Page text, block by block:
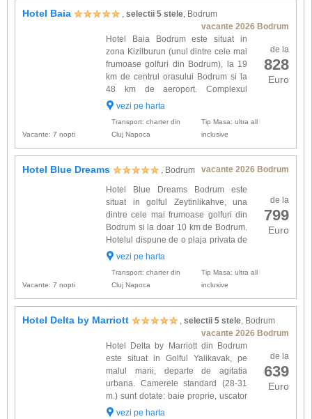
Hotel Baia , selectii 5 stele, Bodrum
vacante 2026 Bodrum
de la
828
Euro
Hotel Baia Bodrum este situat in
zona Kizilburun (unul dintre cele mai
frumoase golfuri din Bodrum), la 19
km de centrul orasului Bodrum si la
48 km de aeroport. Complexul
dispune de 220 de camere dotate cu:
seif si aer con...
vezi pe harta
Vacante: 7 nopti
Transport: charter din
Cluj Napoca
Tip Masa: ultra all
inclusive
Hotel Blue Dreams , Bodrum vacante 2026 Bodrum
de la
799
Euro
Hotel Blue Dreams Bodrum este
situat in golful Zeytinlikahve, una
dintre cele mai frumoase golfuri din
Bodrum si la doar 10 km de Bodrum.
Hotelul dispune de o plaja privata de
700 m cu sezlong. Cele 228 de
conditionat, minibar, TV sa...
vezi pe harta
Vacante: 7 nopti
Transport: charter din
Cluj Napoca
Tip Masa: ultra all
inclusive
Hotel Delta by Marriott , selectii 5 stele, Bodrum
vacante 2026 Bodrum
de la
639
Euro
Hotel Delta by Marriott din Bodrum
este situat in Golful Yalikavak, pe
malul marii, departe de agitatia
urbana. Camerele standard (28-31
m.) sunt dotate: baie proprie, uscator
de par, telefon, aer conditionat,
vezi pe harta